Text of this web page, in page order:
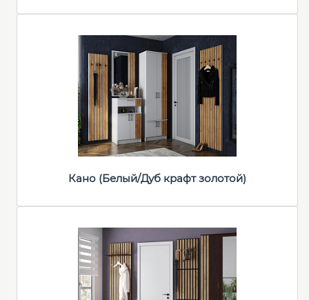
Кано (Белый/Дуб крафт золотой)